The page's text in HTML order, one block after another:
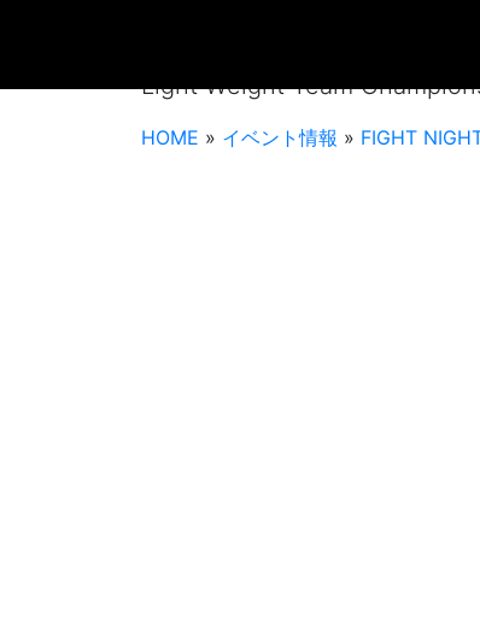
Light Weight Team
HOME » イベント情報 » FIGHT